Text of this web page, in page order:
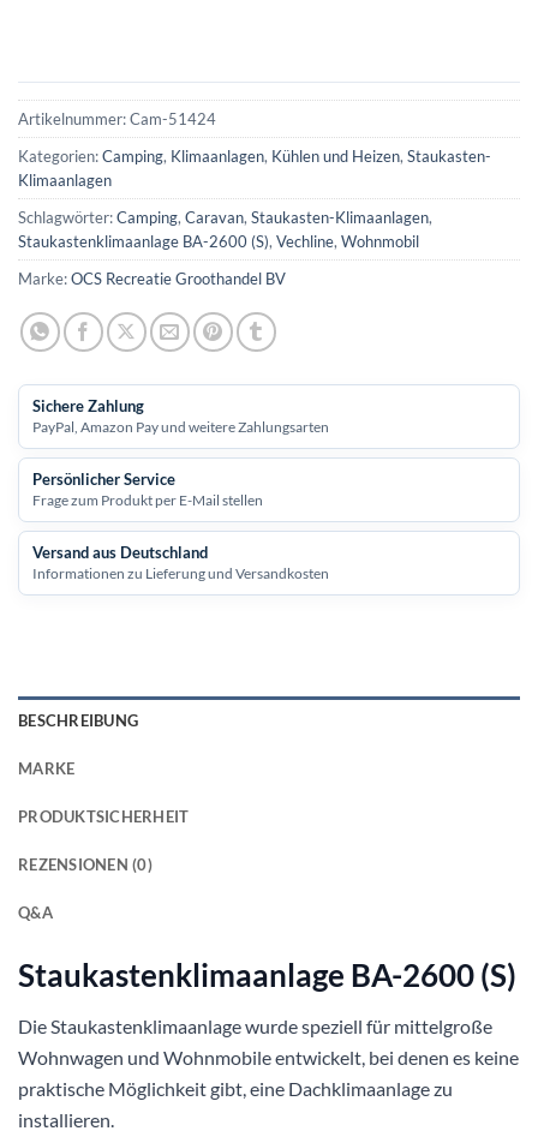
Artikelnummer:Cam-51424
Kategorien:Camping, Klimaanlagen, Kühlen und Heizen, Staukasten-
Klimaanlagen
Schlagwörter:Camping, Caravan, Staukasten-Klimaanlagen,
Staukastenklimaanlage BA-2600 (S), Vechline, Wohnmobil
Marke:OCS Recreatie Groothandel BV
Sichere Zahlung
PayPal, Amazon Pay und weitere Zahlungsarten
Persönlicher Service
Frage zum Produkt per E-Mail stellen
Versand aus Deutschland
Informationen zu Lieferung und Versandkosten
BESCHREIBUNG
MARKE
PRODUKTSICHERHEIT
REZENSIONEN (0)
Q&A
Staukastenklimaanlage BA-2600 (S)
Die Staukastenklimaanlage wurde speziell für mittelgroße
Wohnwagen und Wohnmobile entwickelt, bei denen es keine
praktische Möglichkeit gibt, eine Dachklimaanlage zu
installieren.